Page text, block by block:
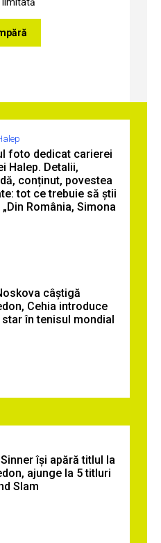
foto dedicat carierei
Halep. Detalii,
conținut, povestea
tot ce trebuie să știi
România, Simona
câștigă
Cehia introduce
star în tenisul mondial
își apără titlul la
ajunge la 5 titluri
Slam